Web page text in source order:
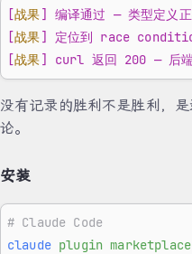
[战果] 编译通过 — 类型定义正
[战果] 定位到 race
[战果] curl 返回 200 — 后端
没有记录的胜利不是胜利，
论。
安装
# Claude Code
claude plugin marketplace